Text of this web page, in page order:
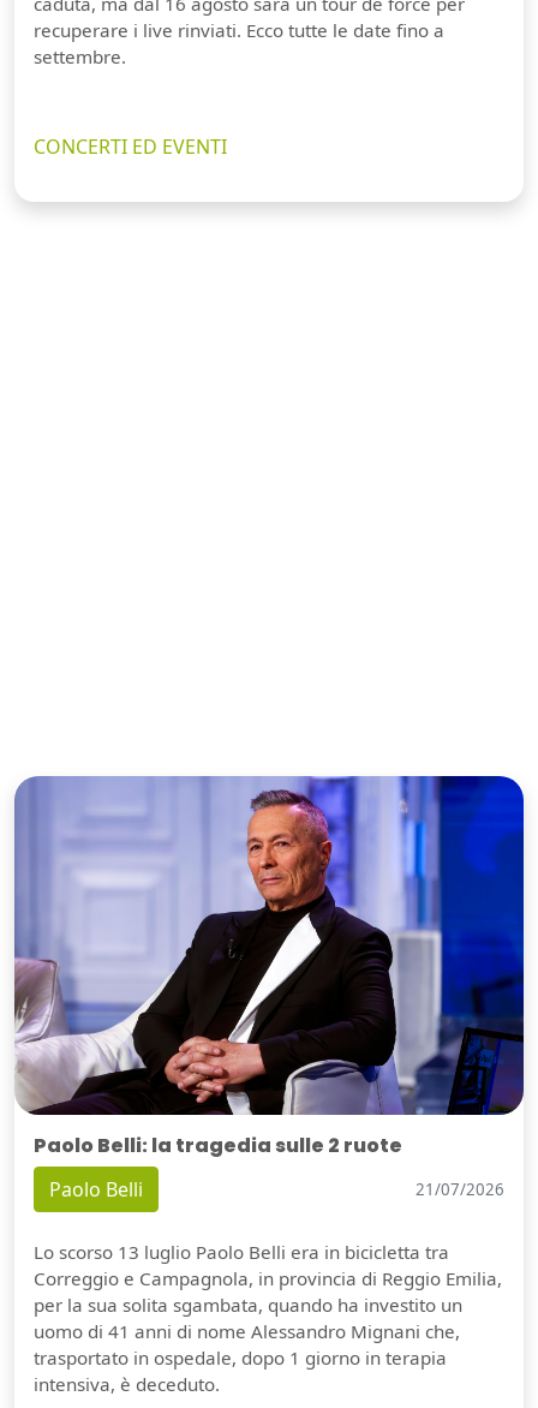
recuperare i live rinviati. Ecco tutte le date fino a
settembre.
CONCERTI ED EVENTI
Paolo Belli: la tragedia sulle 2 ruote
Paolo Belli 21/07/2026
Lo scorso 13 luglio Paolo Belli era in bicicletta tra
Correggio e Campagnola, in provincia di Reggio Emilia,
per la sua solita sgambata, quando ha investito un
uomo di 41 anni di nome Alessandro Mignani che,
trasportato in ospedale, dopo 1 giorno in terapia
intensiva, è deceduto.